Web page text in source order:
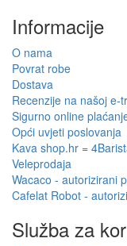
Informacije
O nama
Povrat robe
Dostava
Recenzije na našoj e-
Sigurno online
Opći uvjeti poslovanja
Kava shop.hr =
Veleprodaja
Wacaco - autorizirani
Cafelat Robot -
Služba za